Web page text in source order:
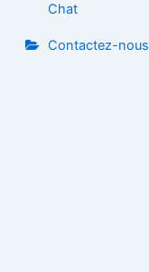
Chat
Contactez-nous